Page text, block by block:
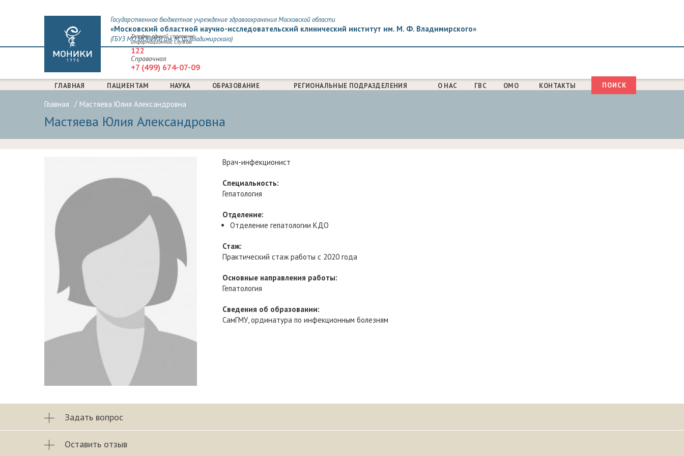
Государственное бюджетное учреждение здравоохранения Московской области
«Московский областной научно-исследовательский клинический институт им. М. Ф. Владимирского»
(ГБУЗ МО МОНИКИ им. М. Ф. Владимирского)
Телефон единой справочно-
информационной службы
122
Справочная
+7 (499) 674-07-09
ГЛАВНАЯ ПАЦИЕНТАМ НАУКА ОБРАЗОВАНИЕ РЕГИОНАЛЬНЫЕ ПОДРАЗДЕЛЕНИЯ О НАС ГВС ОМО КОНТАКТЫ
ФОРМА
Поиск
Главная Мастяева Юлия Александровна
Мастяева Юлия Александровна
Врач-инфекционист
Специальность:
Гепатология
Отделение:
Отделение гепатологии КДО
Стаж:
Практический стаж работы с 2020 года
Основные направления работы:
Гепатология
Сведения об образовании:
СамГМУ, ординатура по инфекционным болезням
Задать вопрос
Оставить отзыв